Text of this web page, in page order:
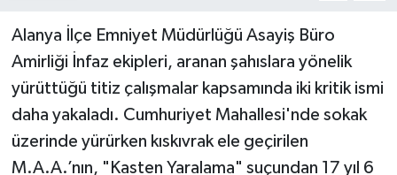
Alanya İlçe Emniyet Müdürlüğü Asayiş Büro
Amirliği İnfaz ekipleri, aranan şahıslara yönelik
yürüttüğü titiz çalışmalar kapsamında iki kritik ismi
daha yakaladı. Cumhuriyet Mahallesi'nde sokak
üzerinde yürürken kıskıvrak ele geçirilen
M.A.A.’nın, "Kasten Yaralama" suçundan 17 yıl 6